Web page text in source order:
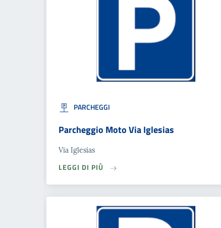
PARCHEGGI
Parcheggio Moto Via Iglesias
Via Iglesias
LEGGI DI PIÙ